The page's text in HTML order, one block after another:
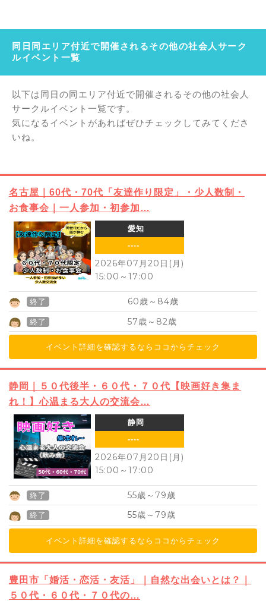
同日同エリア付近で開催されるその他の社会人サーク
ルイベント一覧
以下は同日の同エリア付近で開催されるその他の社会人
サークルイベント一覧です。
気になるイベントがあればぜひチェックしてみてくださ
いね。
名古屋｜60代・70代「友達作り限定」・少人数制・
お食事会｜一人参加・初参加…
愛知
----
2026年07月20日(月)
15:00 ～ 17:00
終了 60歳～ 84歳
終了 57歳～ 82歳
イベント詳細を確認するならココからチェック
静岡｜５０代後半・６０代・７０代【映画好き集ま
れ！】心温まる大人の交流会…
静岡
----
2026年07月20日(月)
15:00 ～ 17:00
終了 55歳～ 79歳
終了 55歳～ 79歳
イベント詳細を確認するならココからチェック
豊田市「婚活・恋活・友活」｜自然な出会いとは？｜
５０代・６０代・７０代の…